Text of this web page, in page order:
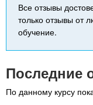
Все отзывы
только отзывы от
обучение.
Последние
По данному курсу